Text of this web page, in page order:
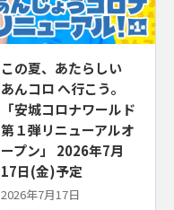
この夏、あたらしい
あんコロ へ行こう。
「安城コロナワールド
第１弾リニューアルオ
ープン」 2026年7月
17日(金)予定
2026年7月17日